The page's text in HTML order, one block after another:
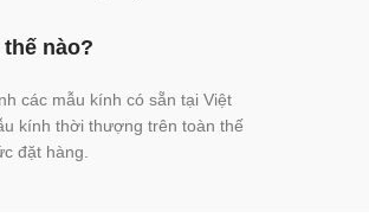
nào?
các mẫu kính có sẵn tại Việt
kính thời thượng trên toàn thế
đặt hàng.